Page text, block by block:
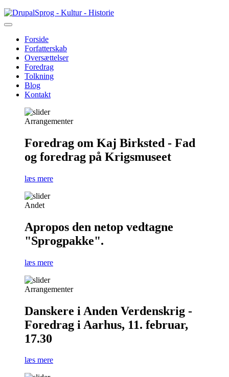
Gå
til
Sprog - Kultur - Historie
Primær
navigation
Forside
Forfatterskab
Oversættelser
Foredrag
Tolkning
Blog
Kontakt
Arrangementer
Foredrag om Kaj Birksted - Fad
og foredrag på Krigsmuseet
læs mere
Andet
Apropos den netop vedtagne
"Sprogpakke".
læs mere
Arrangementer
Danskere i Anden Verdenskrig -
Foredrag i Aarhus, 11. februar,
17.30
læs mere